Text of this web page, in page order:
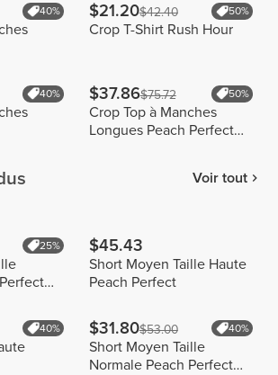
40% $21.20$42.40 50%
Crop T-Shirt Rush Hour
40% $37.86$75.72 50%
Crop Top à Manches
Longues Peach Perfect
Voir tout
25% $45.43
Short Moyen Taille Haute
Peach Perfect
40% $31.80$53.00 40%
Short Moyen Taille
Normale Peach Perfect